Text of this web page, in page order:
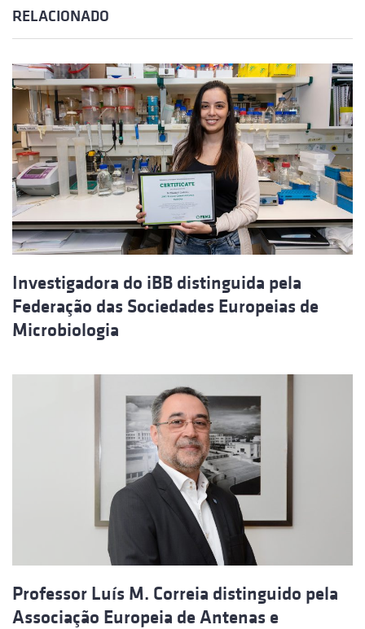
RELACIONADO
Investigadora do iBB distinguida pela
Federação das Sociedades Europeias de
Microbiologia
Professor Luís M. Correia distinguido pela
Associação Europeia de Antenas e